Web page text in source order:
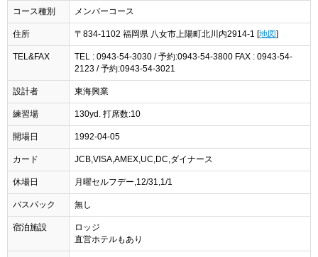
コース種別 メンバーコース
住所 〒834-1102 福岡県 八女市上陽町北川内2914-1 [ 地図
TEL&FAX
TEL : 0943-54-3030 / 予約:0943-54-3800 FAX : 0943-54-
2123 / 予約:0943-54-3021
設計者 東海興業
練習場 130yd. 打席数:10
開場日 1992-04-05
カード JCB,VISA,AMEX,UC,DC,ダイナース
休場日 月曜セルフデー,12/31,1/1
バスパック 無し
宿泊施設
ロッジ
直営ホテルもあり